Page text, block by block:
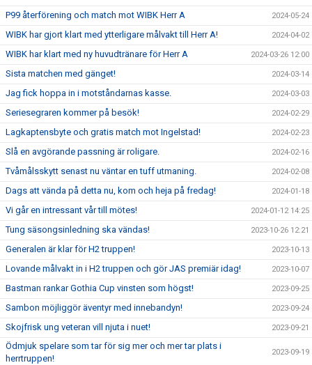
P99 återförening och match mot WIBK Herr A 2024-05-24
WIBK har gjort klart med ytterligare målvakt till Herr A! 2024-04-02
WIBK har klart med ny huvudtränare för Herr A 2024-03-26 12:00
Sista matchen med gänget! 2024-03-14
Jag fick hoppa in i motståndarnas kasse. 2024-03-03
Seriesegraren kommer på besök! 2024-02-29
Lagkaptensbyte och gratis match mot Ingelstad! 2024-02-23
Slå en avgörande passning är roligare. 2024-02-16
Tvåmålsskytt senast nu väntar en tuff utmaning. 2024-02-08
Dags att vända på detta nu, kom och heja på fredag! 2024-01-18
Vi går en intressant vår till mötes! 2024-01-12 14:25
Tung säsongsinledning ska vändas! 2023-10-26 12:21
Generalen är klar för H2 truppen! 2023-10-13
Lovande målvakt in i H2 truppen och gör JAS premiär idag! 2023-10-07
Bastman rankar Gothia Cup vinsten som högst! 2023-09-25
Sambon möjliggör äventyr med innebandyn! 2023-09-24
Skojfrisk ung veteran vill njuta i nuet! 2023-09-21
Ödmjuk spelare som tar för sig mer och mer tar plats i
herrtruppen!
2023-09-19